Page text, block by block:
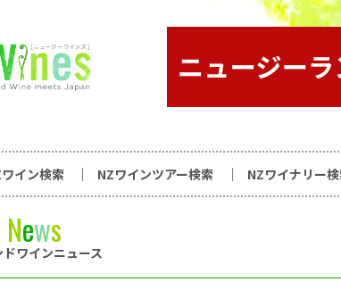
ニュージーランドワイン総合サイト
イン検索 NZワインツアー検索 NZワイナリー
News
ワインニュース